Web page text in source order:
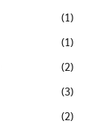
(1)
(1)
(2)
(3)
(2)